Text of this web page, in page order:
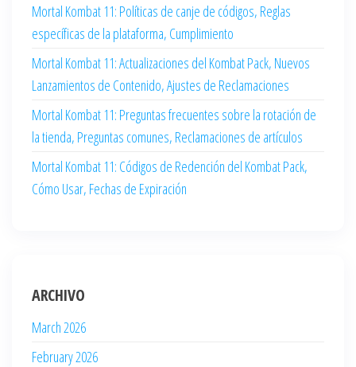
Mortal Kombat 11: Políticas de canje de códigos, Reglas
específicas de la plataforma, Cumplimiento
Mortal Kombat 11: Actualizaciones del Kombat Pack, Nuevos
Lanzamientos de Contenido, Ajustes de Reclamaciones
Mortal Kombat 11: Preguntas frecuentes sobre la rotación de
la tienda, Preguntas comunes, Reclamaciones de artículos
Mortal Kombat 11: Códigos de Redención del Kombat Pack,
Cómo Usar, Fechas de Expiración
ARCHIVO
March 2026
February 2026